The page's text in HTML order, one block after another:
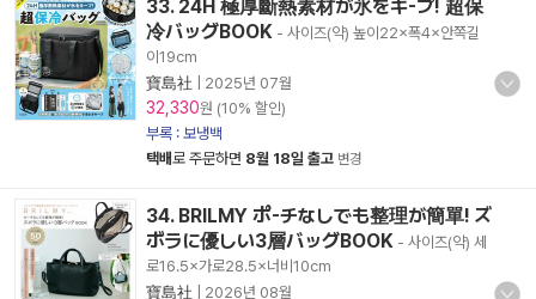
33. 24H 極厚斷熱素材が氷をキ-プ! 超保
冷バッグBOOK - 사이즈(약) 높이22×폭4×안쪽길
이19cm
寶島社
2025년 07월
32,330원 (10% 할인)
부록 : 보냉백
택배로 주문하면 8월 18일 출고 변경
34. BRILMY ポ-チなしでも整理が簡單! ズ
ボラに優しい3層バッグBOOK - 사이즈(약) 세
로16.5×가로28.5×너비10cm
寶島社
2026년 08월